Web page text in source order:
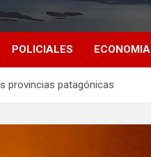
POLICIALES ECONOMIA
provincias patagónicas